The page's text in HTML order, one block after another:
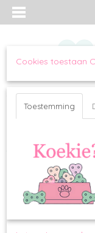
Inloggen
Cookies toestaan
Toestemming